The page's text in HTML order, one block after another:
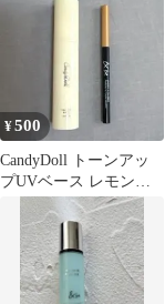
¥500
CandyDoll トーンアッ
プUVベース レモン
&be アンダーアイライ
ナー